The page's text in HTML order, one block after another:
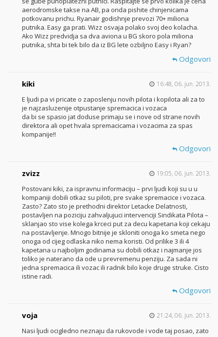
aerodromske takse na AB, pa onda pishite chinjenicama
potkovanu prichu. Ryanair godishnje prevozi 70+ miliona
putnika. Easy ga prati. Wizz osvaja polako svoj deo kolacha.
Ako Wizz predvidja sa dva aviona u BG skoro pola miliona
putnika, shta bi tek bilo da iz BG lete ozbiljno Easy i Ryan?
Odgovori
kiki 16:48, 06. jun. 2013.
E ljudi pa vi pricate o zaposlenju novih pilota i kopilota ali za to
je najzasluzenije otpustanje spremacica i vozaca
da bi se spasio jat doduse primaju se i nove od strane novih
direktora ali opet hvala spremacicama i vozacima za spas
kompanije!!
Odgovori
zvizz 19:05, 06. jun. 2013.
Postovani kiki, za ispravnu informaciju – prvi ljudi koji su u u
kompaniji dobili otkaz su piloti, pre svake spremacice i vozaca.
Zasto? Zato sto je prethodni direktor Letacke Delatnosti,
postavljen na poziciju zahvaljujuci intervenciji Sindikata Pilota –
sklanjao sto vise kolega krceci put za decu kapetana koji cekaju
na postavljenje. Mnogo bitnije je skloniti onoga ko smeta nego
onoga od cijeg odlaska niko nema koristi. Od prilike 3 ili 4
kapetana u najboljim godinama su dobili otkaz i najmanje jos
toliko je naterano da ode u prevremenu penziju. Za sada ni
jedna spremacica ili vozac ili radnik bilo koje druge struke. Cisto
istine radi.
Odgovori
voja 21:24, 06. jun. 2013.
Nasi ljudi ocigledno neznaju da rukovode i vode taj posao, zato